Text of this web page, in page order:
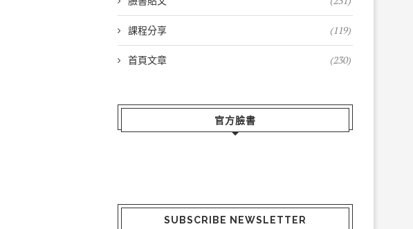
課程分享 (119)
首頁文章 (230)
官方臉書
SUBSCRIBE NEWSLETTER